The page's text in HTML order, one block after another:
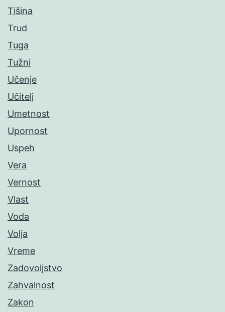
Tišina
Trud
Tuga
Tužni
Učenje
Učitelj
Umetnost
Upornost
Uspeh
Vera
Vernost
Vlast
Voda
Volja
Vreme
Zadovoljstvo
Zahvalnost
Zakon